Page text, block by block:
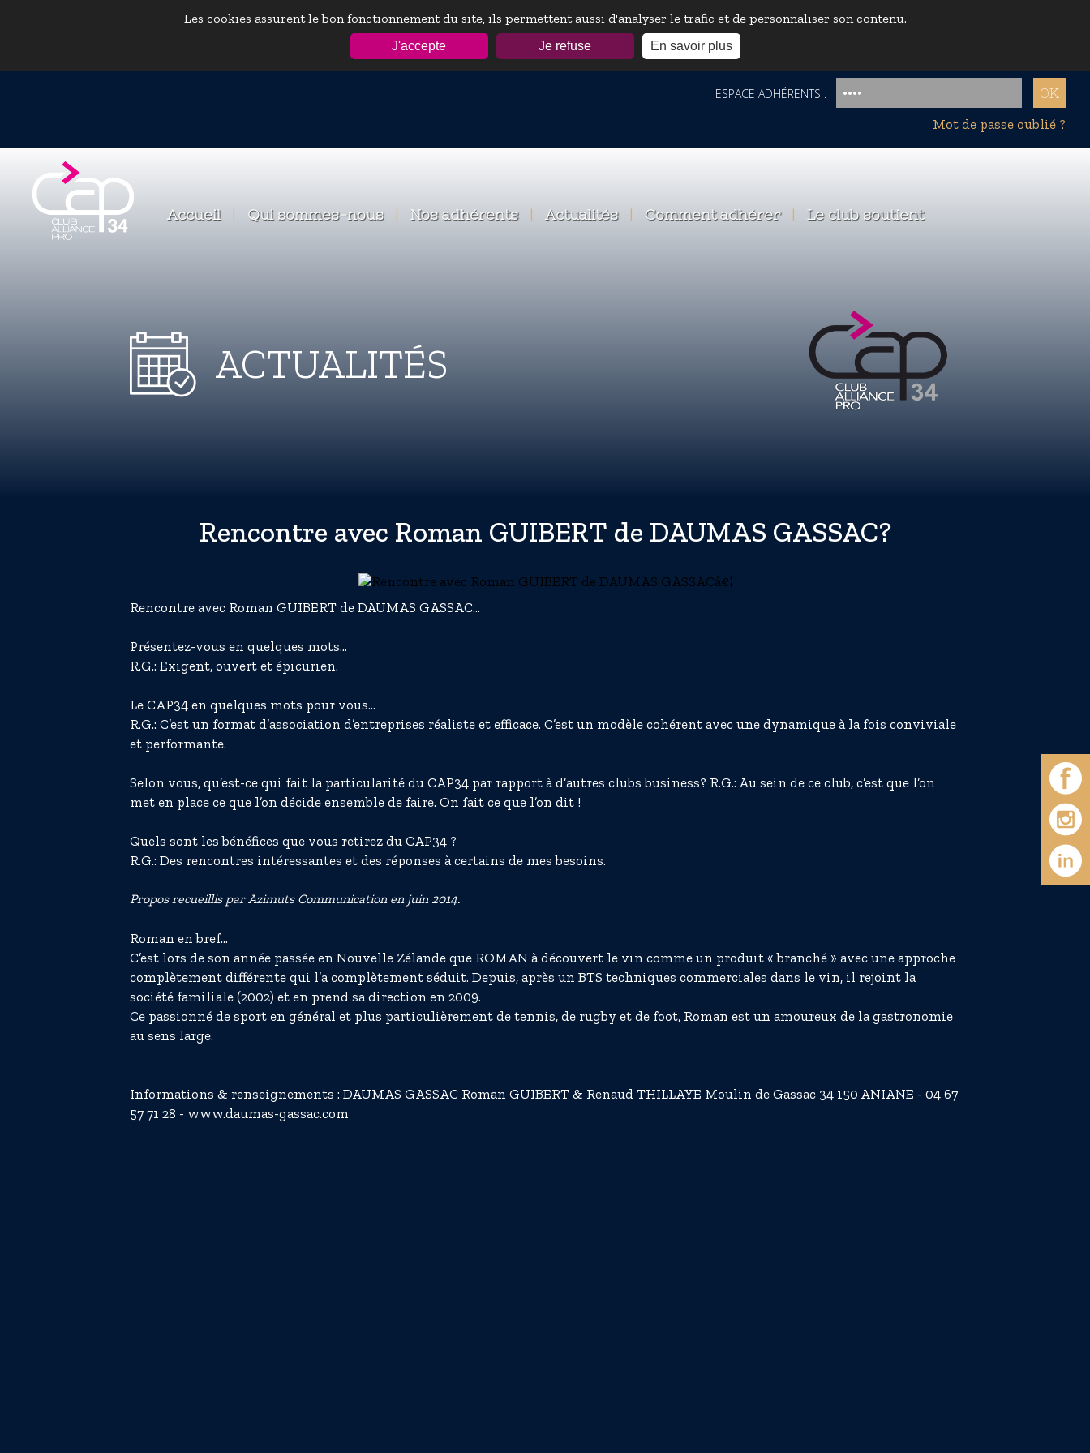
Les cookies assurent le bon fonctionnement du site, ils permettent aussi d'analyser le trafic et de personnaliser son contenu.
J'accepte Je refuse En savoir plus
ESPACE ADHÉRENTS :
Mot de passe oublié ?
Accueil | Qui sommes-nous | Nos adhérents | Actualités | Comment adhérer | Le club soutient
ACTUALITÉS
Rencontre avec Roman GUIBERT de DAUMAS GASSAC?
Rencontre avec Roman GUIBERT de DAUMAS GASSAC…
Présentez-vous en quelques mots...
R.G.: Exigent, ouvert et épicurien.
Le CAP34 en quelques mots pour vous...
R.G.: C’est un format d’association d’entreprises réaliste et efficace. C’est un modèle cohérent avec une dynamique à la fois conviviale
et performante.
Selon vous, qu’est-ce qui fait la particularité du CAP34 par rapport à d’autres clubs business? R.G.: Au sein de ce club, c’est que l’on
met en place ce que l’on décide ensemble de faire. On fait ce que l’on dit !
Quels sont les bénéfices que vous retirez du CAP34 ?
R.G.: Des rencontres intéressantes et des réponses à certains de mes besoins.
Propos recueillis par Azimuts Communication en juin 2014.
Roman en bref…
C’est lors de son année passée en Nouvelle Zélande que ROMAN à découvert le vin comme un produit « branché » avec une approche
complètement différente qui l’a complètement séduit. Depuis, après un BTS techniques commerciales dans le vin, il rejoint la
société familiale (2002) et en prend sa direction en 2009.
Ce passionné de sport en général et plus particulièrement de tennis, de rugby et de foot, Roman est un amoureux de la gastronomie
au sens large.
Informations & renseignements : DAUMAS GASSAC Roman GUIBERT & Renaud THILLAYE Moulin de Gassac 34 150 ANIANE - 04 67
57 71 28 - www.daumas-gassac.com